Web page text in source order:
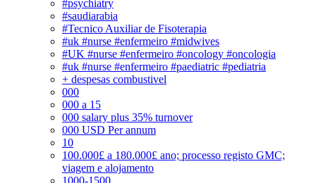
#psychiatry
#saudiarabia
#Tecnico Auxiliar de Fisoterapia
#uk #nurse #enfermeiro #midwives
#UK #nurse #enfermeiro #oncology #oncologia
#uk #nurse #enfermeiro #paediatric #pediatria
+ despesas combustivel
000
000 a 15
000 salary plus 35% turnover
000 USD Per annum
10
100.000£ a 180.000£ ano; processo registo GMC;
viagem e alojamento
1000-1500